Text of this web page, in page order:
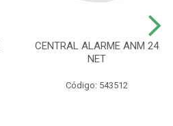
CENTRAL ALARME ANM 24
NET
Código: 543512